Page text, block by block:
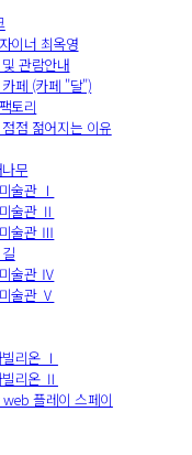
이너 최옥영
관람안내
페 (카페 "달")
토리
점 젊어지는 이유
무
술관 Ⅰ
술관 Ⅱ
술관 Ⅲ
술관 Ⅳ
술관 Ⅴ
리온 Ⅰ
리온 Ⅱ
플레이 스페이